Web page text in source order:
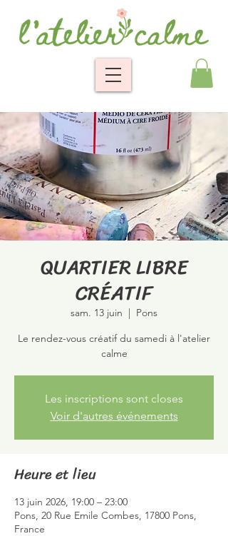
QUARTIER LIBRE
CRÉATIF
sam. 13 juin
  |
Pons
Le rendez-vous créatif du samedi à l'atelier
calme
Les inscriptions sont closes
Voir d'autres événements
Heure et lieu
13 juin 2026, 19:00 – 23:00
Pons, 20 Rue Emile Combes, 17800 Pons,
France